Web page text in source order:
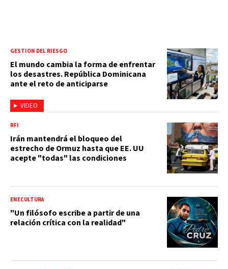
VIDEO
GESTIÓN DEL RIESGO
El mundo cambia la forma de enfrentar
los desastres. República Dominicana
ante el reto de anticiparse
RFI
Irán mantendrá el bloqueo del
estrecho de Ormuz hasta que EE. UU
acepte "todas" las condiciones
ENECULTURA
"Un filósofo escribe a partir de una
relación crítica con la realidad"